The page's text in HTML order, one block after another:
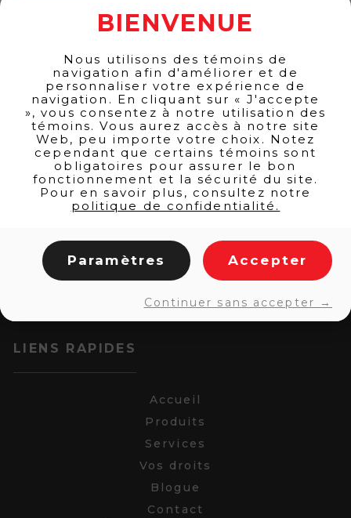
RETOUR AUX PRODUITS
LIENS RAPIDES
Accueil
Produits
Services
Vos droits
Blogue
Contact
BIENVENUE
Nous utilisons des témoins de
navigation afin d'améliorer et de
personnaliser votre expérience de
navigation. En cliquant sur « J'accepte
», vous consentez à notre utilisation des
témoins. Vous aurez accès à notre site
Web, peu importe votre choix. Notez
cependant que certains témoins sont
obligatoires pour assurer le bon
fonctionnement et la sécurité du site.
Pour en savoir plus, consultez notre
politique de confidentialité.
Paramètres Accepter
Continuer sans accepter →